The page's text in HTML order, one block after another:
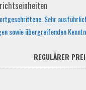
Sehr
sowie übergreifenden
REGULÄRER